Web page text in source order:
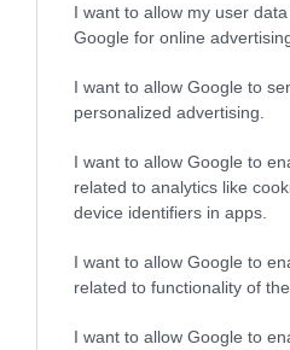
I want to allow my user
Google for online
I want to allow Google to
personalized advertising.
I want to allow Google to
related to analytics like
device identifiers in apps.
I want to allow Google to
related to functionality of
I want to allow Google to